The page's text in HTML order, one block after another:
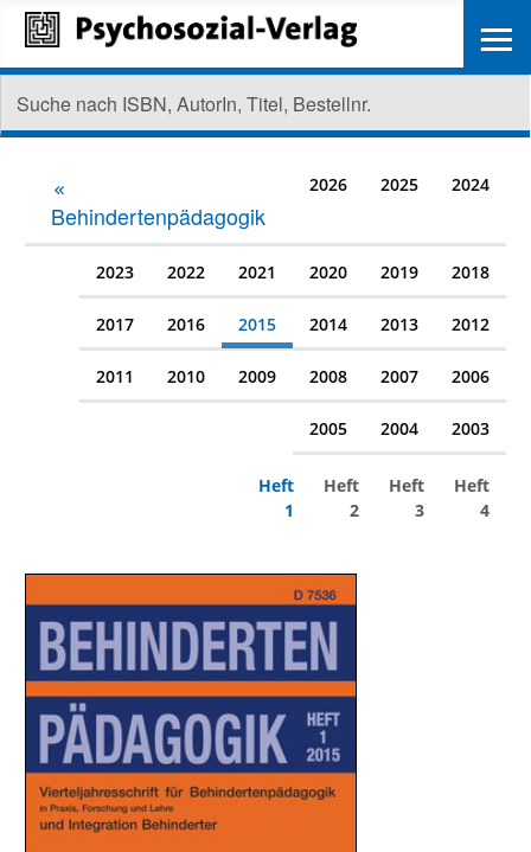
Behindertenpädagogik
2026 2025 2024
2023 2022 2021 2020 2019 2018
2017 2016 2015 2014 2013 2012
2011 2010 2009 2008 2007 2006
2005 2004 2003
Heft
1
Heft
2
Heft
3
Heft
4
≡